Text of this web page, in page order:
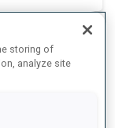
storing of
analyze site